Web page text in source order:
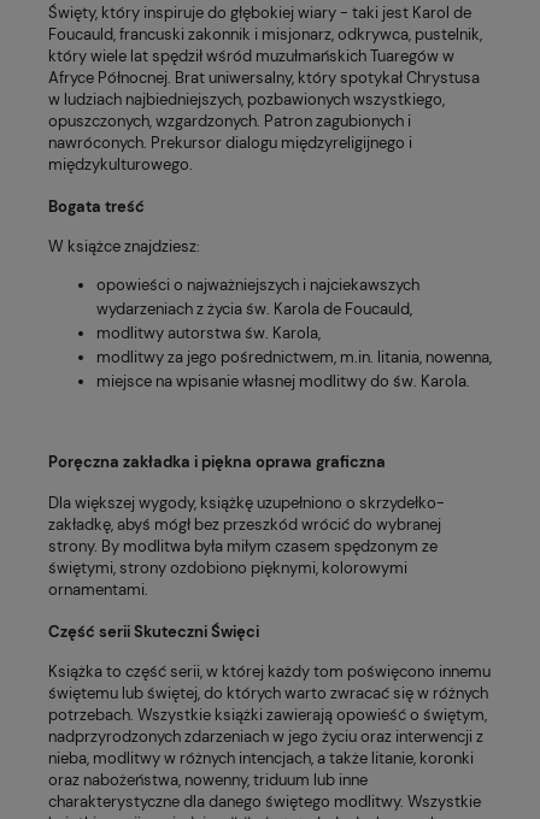
Święty, który inspiruje do głębokiej wiary - taki jest Karol de
Foucauld, francuski zakonnik i misjonarz, odkrywca, pustelnik,
który wiele lat spędził wśród muzułmańskich Tuaregów w
Afryce Północnej. Brat uniwersalny, który spotykał Chrystusa
w ludziach najbiedniejszych, pozbawionych wszystkiego,
opuszczonych, wzgardzonych. Patron zagubionych i
nawróconych. Prekursor dialogu międzyreligijnego i
międzykulturowego.
Bogata treść
W książce znajdziesz:
opowieści o najważniejszych i najciekawszych
wydarzeniach z życia św. Karola de Foucauld,
modlitwy autorstwa św. Karola,
modlitwy za jego pośrednictwem, m.in. litania, nowenna,
miejsce na wpisanie własnej modlitwy do św. Karola.
Poręczna zakładka i piękna oprawa graficzna
Dla większej wygody, książkę uzupełniono o skrzydełko-
zakładkę, abyś mógł bez przeszkód wrócić do wybranej
strony. By modlitwa była miłym czasem spędzonym ze
świętymi, strony ozdobiono pięknymi, kolorowymi
ornamentami.
Część serii Skuteczni Święci
Książka to część serii, w której każdy tom poświęcono innemu
świętemu lub świętej, do których warto zwracać się w różnych
potrzebach. Wszystkie książki zawierają opowieść o świętym,
nadprzyrodzonych zdarzeniach w jego życiu oraz interwencji z
nieba, modlitwy w różnych intencjach, a także litanie, koronki
oraz nabożeństwa, nowenny, triduum lub inne
charakterystyczne dla danego świętego modlitwy. Wszystkie